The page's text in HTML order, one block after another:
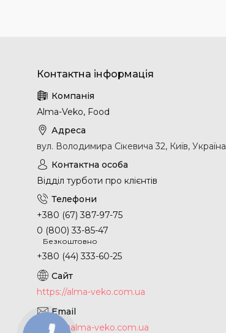
Аlma-Veko, Food
вул. Володимира Сікевича 32, Київ, Україна
Відділ турботи про клієнтів
+380 (67) 387-97-75
0 (800) 33-85-47
Безкоштовно
+380 (44) 333-60-25
https://alma-veko.com.ua
office@alma-veko.com.ua